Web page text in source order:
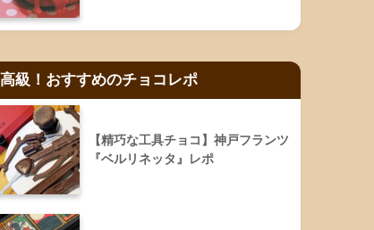
高級！おすすめのチョコレポ
【精巧な工具チョコ】神戸フランツ
『ベルリネッタ』レポ